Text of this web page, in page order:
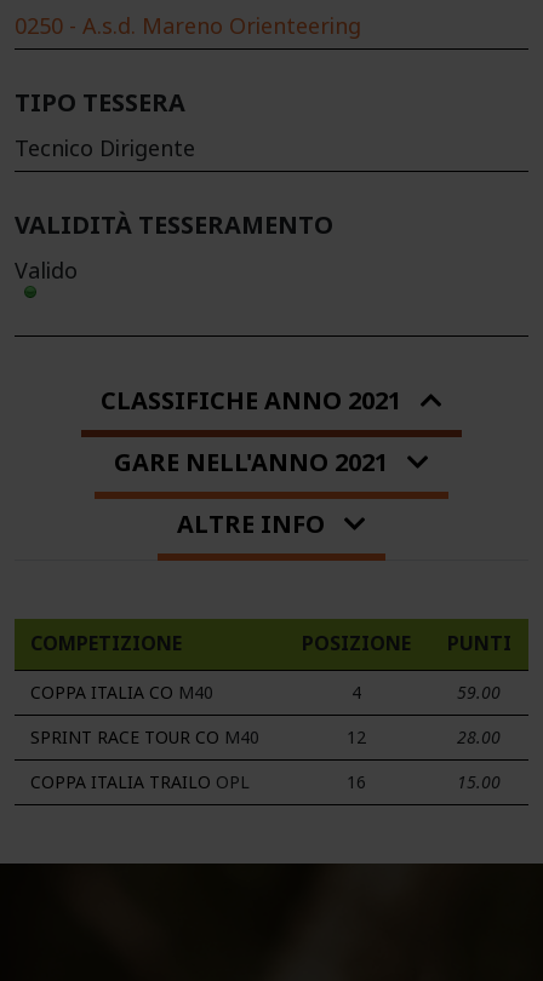
0250 - A.s.d. Mareno Orienteering
TIPO TESSERA
Tecnico Dirigente
VALIDITÀ TESSERAMENTO
Valido
CLASSIFICHE ANNO 2021
GARE NELL'ANNO 2021
ALTRE INFO
COMPETIZIONE POSIZIONE PUNTI
COPPA ITALIA CO M40 4
59.00
SPRINT RACE TOUR CO M40 12
28.00
COPPA ITALIA TRAILO OPL 16 15.00